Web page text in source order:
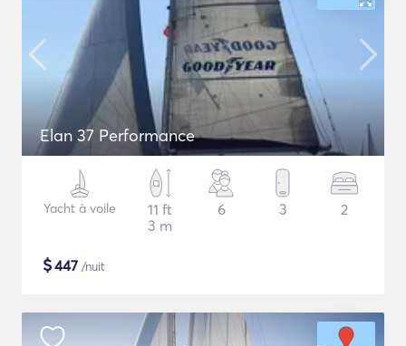
Elan 37 Performance
Yacht à voile
11 ft
3 m
6 3 2
$447 /nuit